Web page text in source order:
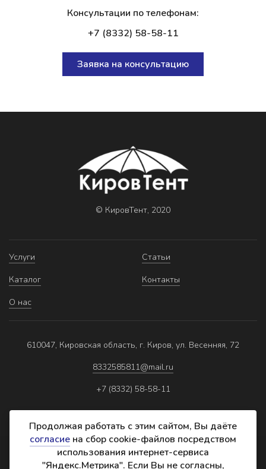
Консультации по телефонам:
+7 (8332) 58-58-11
Заявка на консультацию
© КировТент, 2020
Услуги
Каталог
О нас
Статьи
Контакты
610047, Кировская область, г. Киров, ул. Весенняя, 72
8332585811@mail.ru
+7 (8332) 58-58-11
Политика обработки персональных данных
Продолжая работать с этим сайтом, Вы даёте
согласие на сбор cookie-файлов посредством
использования интернет-сервиса
"Яндекс.Метрика". Если Вы не согласны,